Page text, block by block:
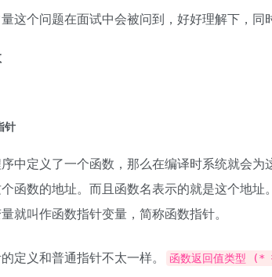
这个问题在面试中会被问到，好好理解下，同
针
中定义了一个函数，那么在编译时系统就会
函数的地址。而且函数名表示的就是这个地
就叫作函数指针变量，简称函数指针。
定义和普通指针不太一样。 函数返回值类型 (*